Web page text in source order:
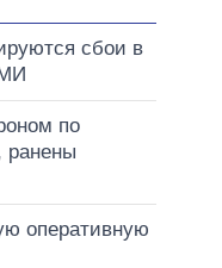
сбои в
по
ранены
оперативную